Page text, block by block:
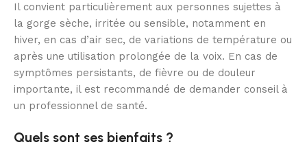
Il convient particulièrement aux personnes sujettes à
la gorge sèche, irritée ou sensible, notamment en
hiver, en cas d’air sec, de variations de température ou
après une utilisation prolongée de la voix. En cas de
symptômes persistants, de fièvre ou de douleur
importante, il est recommandé de demander conseil à
un professionnel de santé.
Quels sont ses bienfaits ?